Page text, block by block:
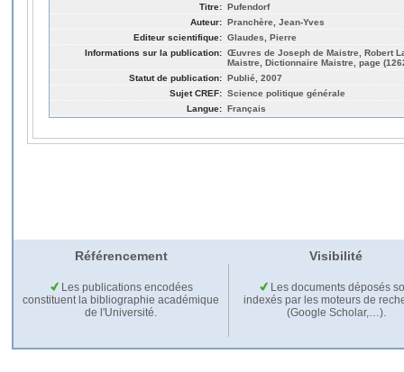
Titre: Pufendorf
Auteur: Pranchère, Jean-Yves
Editeur scientifique: Glaudes, Pierre
Informations sur la publication: Œuvres de Joseph de Maistre, Robert
Maistre, Dictionnaire Maistre, page
Statut de publication: Publié, 2007
Sujet CREF: Science politique générale
Langue: Français
Référencement Visibilité
Les publications encodées
constituent la bibliographie académique
de l'Université.
Les documents déposés
indexés par les moteurs de
(Google Scholar,…).